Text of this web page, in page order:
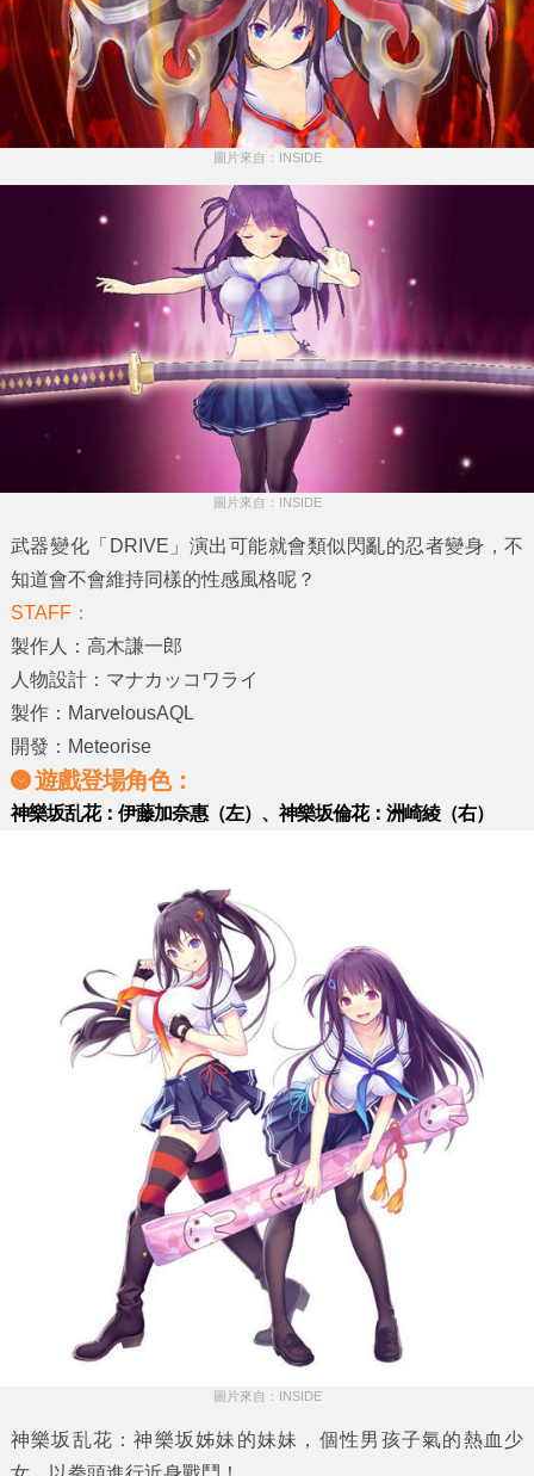
圖片來自：INSIDE
圖片來自：INSIDE
武器變化「DRIVE」演出可能就會類似閃亂的忍者變身，不
知道會不會維持同樣的性感風格呢？
STAFF：
製作人：高木謙一郎
人物設計：マナカッコワライ
製作：MarvelousAQL
開發：Meteorise
遊戲登場角色：
神樂坂乱花：伊藤加奈惠（左）、神樂坂倫花：洲崎綾（右）
圖片來自：INSIDE
神樂坂乱花：神樂坂姊妹的妹妹，個性男孩子氣的熱血少